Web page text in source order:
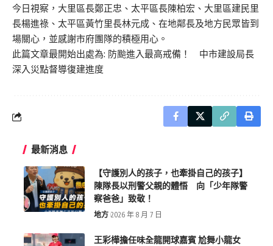
今日視察，大里區長鄭正忠、太平區長陳柏宏、大里區建民里
長楊進祿、太平區黃竹里長林元成、在地鄰長及地方民眾皆到
場關心，並感謝市府團隊的積極用心。
此篇文章最開始出處為: 防颱進入最高戒備！ 中市建設局長
深入災點督導復建進度
最新消息
【守護別人的孩子，也牽掛自己的孩子】
陳隊長以刑警父親的體悟 向「少年隊警
察爸爸」致敬！
地方 2026 年 8 月 7 日
王彩樺擔任味全龍開球嘉賓 尬舞小龍女